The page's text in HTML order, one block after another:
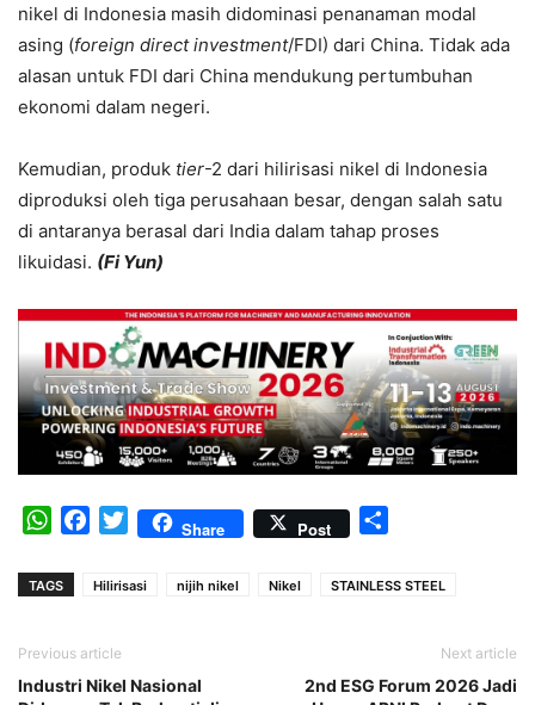
nikel di Indonesia masih didominasi penanaman modal
asing (foreign direct investment/FDI) dari China. Tidak ada
alasan untuk FDI dari China mendukung pertumbuhan
ekonomi dalam negeri.
Kemudian, produk tier-2 dari hilirisasi nikel di Indonesia
diproduksi oleh tiga perusahaan besar, dengan salah satu
di antaranya berasal dari India dalam tahap proses
likuidasi. (Fi Yun)
WhatsAppFacebook
TwitterShare Post
TAGS Hilirisasi nijih nikel Nikel STAINLESS STEEL
Previous article
Industri Nikel Nasional
Next article
2nd ESG Forum 2026 Jadi